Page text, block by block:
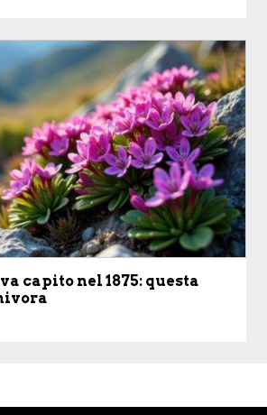
capito nel 1875: questa